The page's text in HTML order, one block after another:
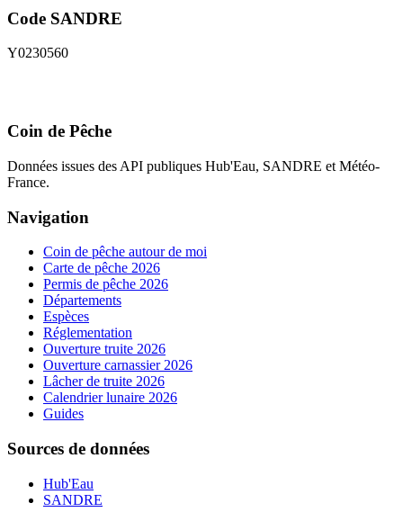
Code SANDRE
Y0230560
Coin de Pêche
Données issues des API publiques Hub'Eau, SANDRE et Météo-
France.
Navigation
Coin de pêche autour de moi
Carte de pêche 2026
Permis de pêche 2026
Départements
Espèces
Réglementation
Ouverture truite 2026
Ouverture carnassier 2026
Lâcher de truite 2026
Calendrier lunaire 2026
Guides
Sources de données
Hub'Eau
SANDRE